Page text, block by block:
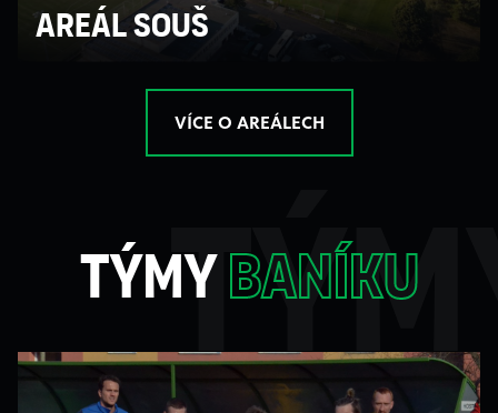
Areál souš
VÍCE O AREÁLECH
týmybaníku